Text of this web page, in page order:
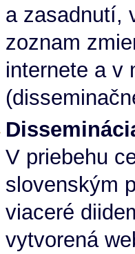
a zasadnutí,
zoznam
internete a v
V priebehu
slovenským
viaceré
vytvorená